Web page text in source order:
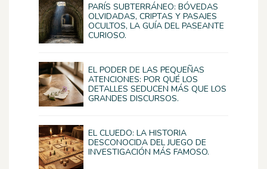
PARÍS SUBTERRÁNEO: BÓVEDAS
OLVIDADAS, CRIPTAS Y PASAJES
OCULTOS, LA GUÍA DEL PASEANTE
CURIOSO.
EL PODER DE LAS PEQUEÑAS
ATENCIONES: POR QUÉ LOS
DETALLES SEDUCEN MÁS QUE LOS
GRANDES DISCURSOS.
EL CLUEDO: LA HISTORIA
DESCONOCIDA DEL JUEGO DE
INVESTIGACIÓN MÁS FAMOSO.